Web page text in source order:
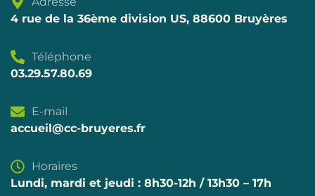
4 rue de la 36ème division US, 88600 Bruyères
Téléphone
03.29.57.80.69
E-mail
accueil@cc-bruyeres.fr
Horaires
Lundi, mardi et jeudi : 8h30-12h / 13h30 – 17h